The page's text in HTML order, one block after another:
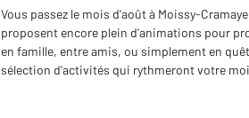
Vous passez le mois d'août à Moissy-
proposent encore plein d'animations pour
en famille, entre amis, ou simplement en
sélection d'activités qui rythmeront votre